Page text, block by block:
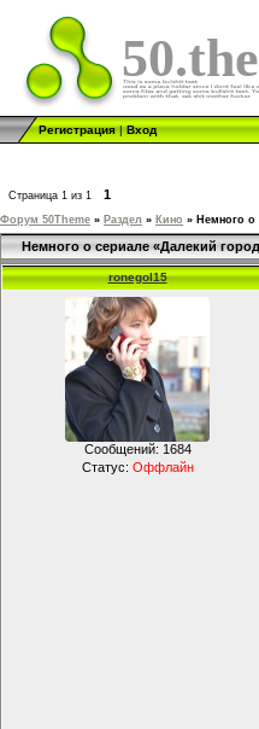
Регистрация|Вход
Страница 1 из 1 1
Форум 50Theme » Раздел » Кино » Немного о
Немного о сериале «Далекий
ronegol15
Сообщений: 1684
Статус: Оффлайн